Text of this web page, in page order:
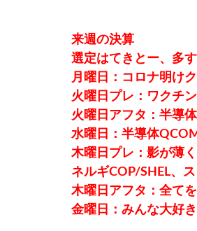
来週の決算
選定はてきとー、多
月曜日：コロナ明け
火曜日プレ：ワクチ
火曜日アフタ：半導
水曜日：半導体
木曜日プレ：影が薄
ネルギCOP/SHEL、
木曜日アフタ：全て
金曜日：みんな大好